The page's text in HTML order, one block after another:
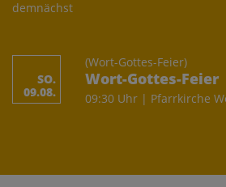
demnächst
SO.
09.08.
09:30 Uhr | Pfarrkirche
Wort-Gottes-Feier
(Wort-Gottes-Feier)